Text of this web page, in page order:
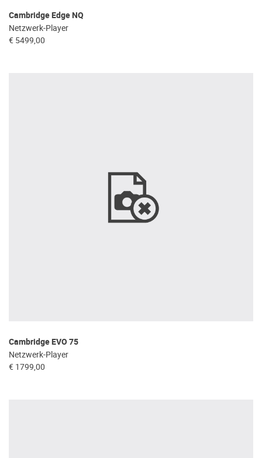
Cambridge Edge NQ
Netzwerk-Player
€ 5499,00
Cambridge EVO 75
Netzwerk-Player
€ 1799,00